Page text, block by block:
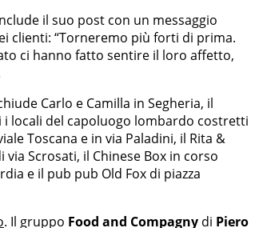
il suo post con un messaggio
clienti: “Torneremo più forti di prima.
ci hanno fatto sentire il loro affetto,
Carlo e Camilla in Segheria, il
i locali del capoluogo lombardo costretti
Toscana e in via Paladini, il Rita &
via Scrosati, il Chinese Box in corso
e il pub pub Old Fox di piazza
. Il gruppo Food and Compagny di Piero